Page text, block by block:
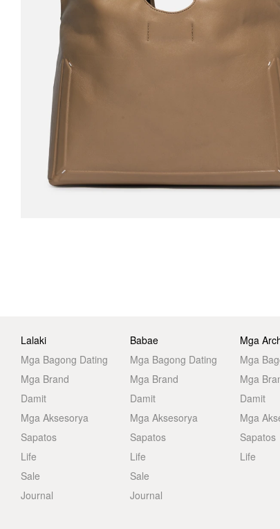
Lalaki
Mga Bagong Dating
Mga Brand
Damit
Mga Aksesorya
Sapatos
Life
Sale
Journal
Babae
Mga Bagong Dating
Mga Brand
Damit
Mga Aksesorya
Sapatos
Life
Sale
Journal
Mga
Mga
Mga
Damit
Mga
Sapatos
Life